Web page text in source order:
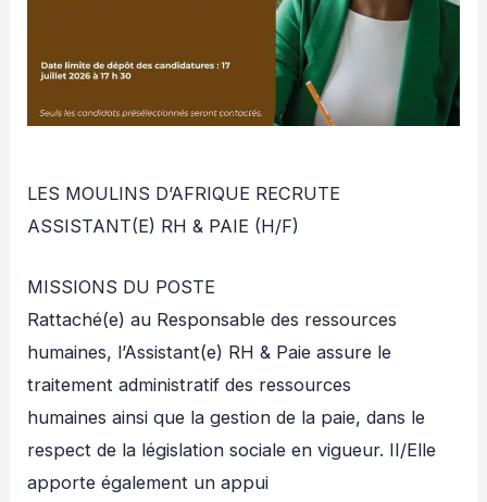
LES MOULINS D’AFRIQUE RECRUTE
ASSISTANT(E) RH & PAIE (H/F)
MISSIONS DU POSTE
Rattaché(e) au Responsable des ressources
humaines, l’Assistant(e) RH & Paie assure le
traitement administratif des ressources
humaines ainsi que la gestion de la paie, dans le
respect de la législation sociale en vigueur. II/Elle
apporte également un appui